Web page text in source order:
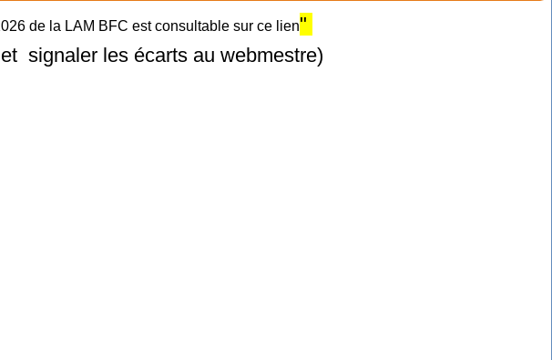
de la LAM BFC est consultable sur ce lien"
signaler les écarts au webmestre)